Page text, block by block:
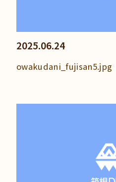
2025.06.24
owakudani_fujisan5.jpg